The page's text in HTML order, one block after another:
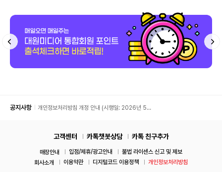
공지사항
개인정보처리방침 개정 안내 (시행일: 2026년 5월
고객센터 카톡챗봇상담 카톡 친구추가
매장안내 입점/제휴/광고안내
불법 라이센스 신고 및 제보
회사소개
이용약관 디지털코드 이용정책 개인정보처리방침